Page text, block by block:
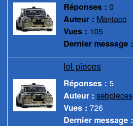
Réponses : 0
Auteur : Maniaco
Vues : 105
Dernier message :
lot pieces
Réponses : 5
Auteur : sebpieces
Vues : 726
Dernier message :